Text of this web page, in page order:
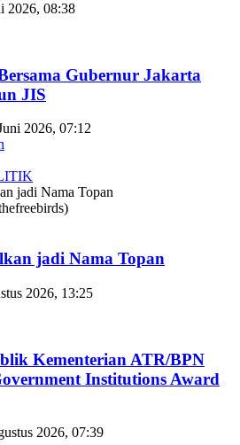
2026, 08:38
Gubernur Jakarta
JIS
2026, 07:12
jadi Nama Topan
2026, 13:25
Kementerian ATR/BPN
Institutions Award
2026, 07:39